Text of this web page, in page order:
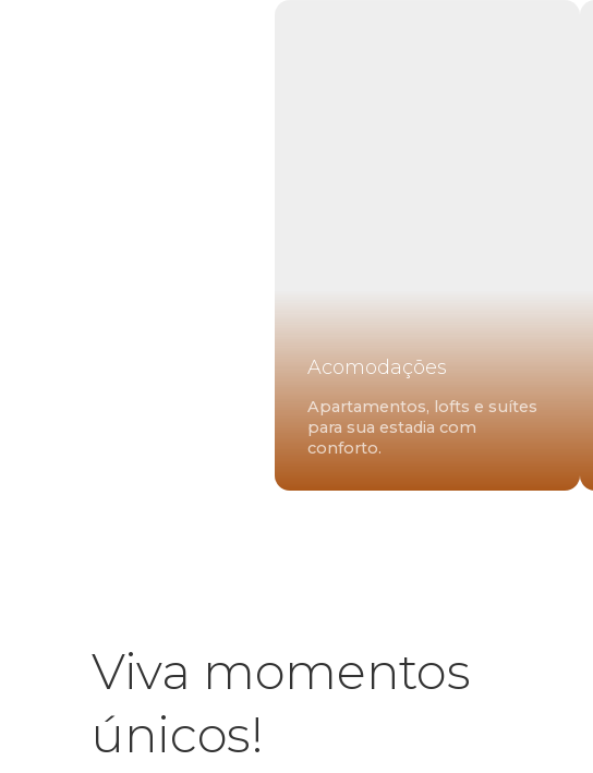
Acomodações
Apartamentos, lofts e suítes
para sua estadia com
conforto.
Viva momentos
únicos!